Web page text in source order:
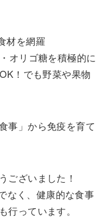
材を網羅
オリゴ糖を積極的に
！でも野菜や果物
事」から免疫を育て
ございました！
なく、健康的な食事
行っています。